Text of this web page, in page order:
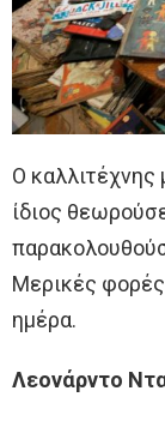
Ο
ίδιος
Μερικές φορές
ημέρα.
Λεονάρντο